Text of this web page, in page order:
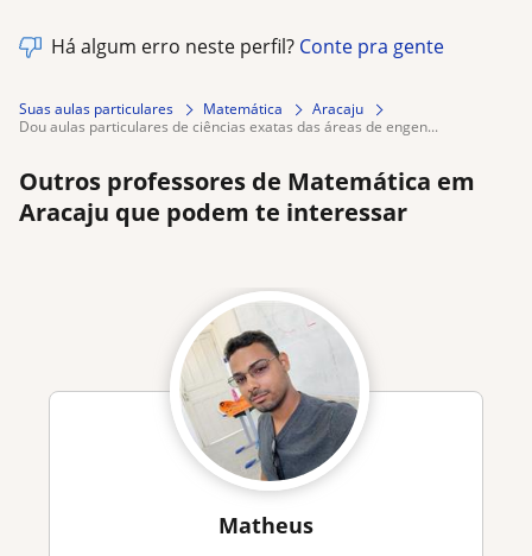
Há algum erro neste perfil? Conte pra gente
Suas aulas particulares Matemática
Aracaju
dou aulas particulares de ciências exatas das áreas de engen...
Outros professores de Matemática em
Aracaju que podem te interessar
Matheus